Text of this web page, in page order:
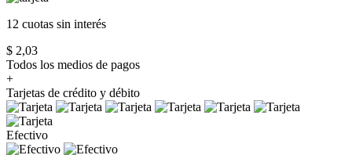
12 cuotas sin interés
$ 2,03
Todos los medios de pagos
+
Tarjetas de crédito y débito
Efectivo